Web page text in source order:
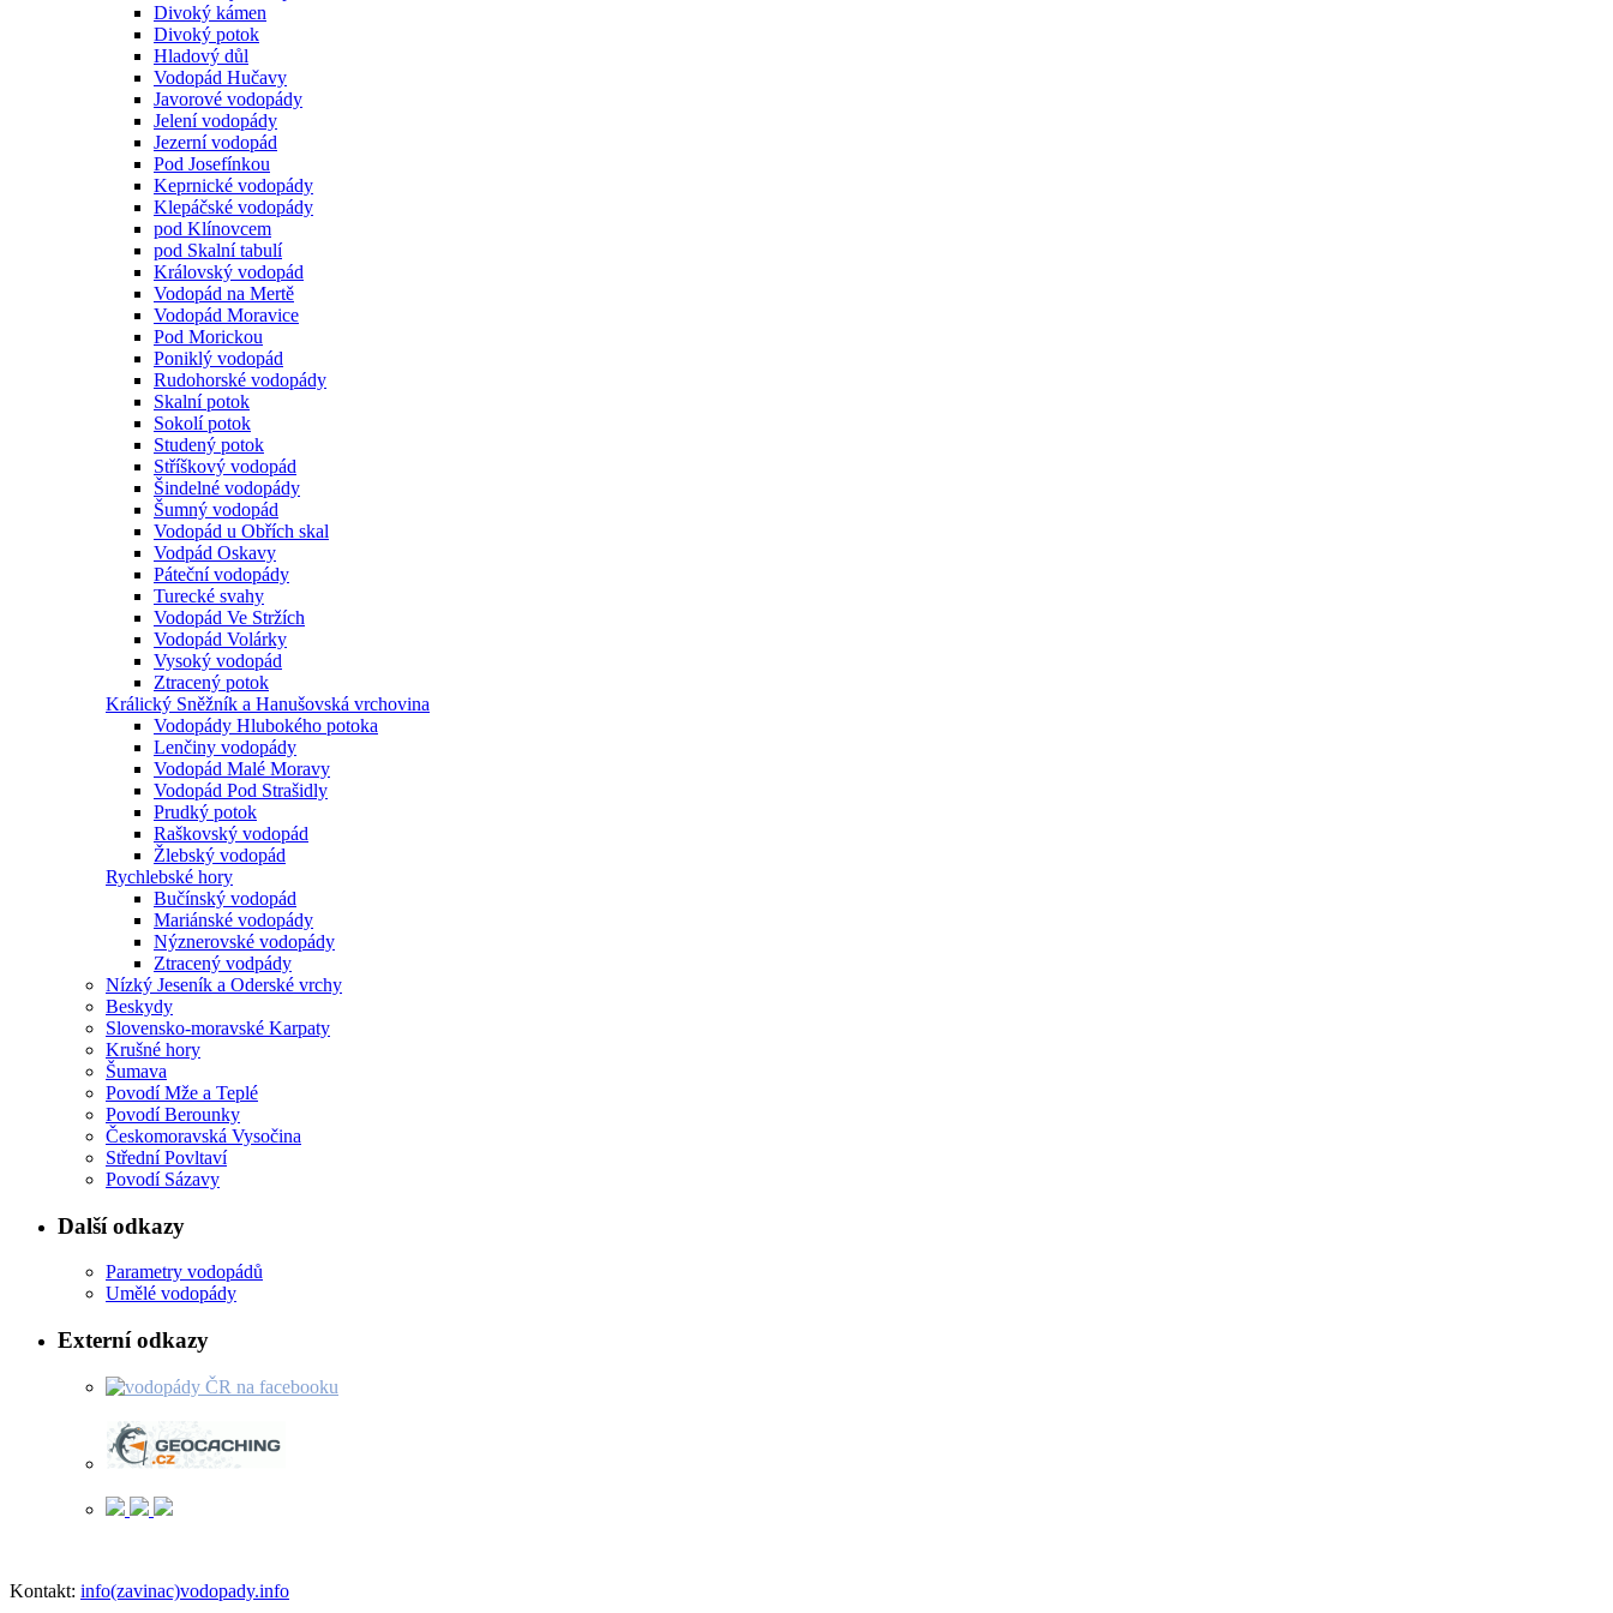
Divoký kámen
Divoký potok
Hladový důl
Vodopád Hučavy
Javorové vodopády
Jelení vodopády
Jezerní vodopád
Pod Josefínkou
Keprnické vodopády
Klepáčské vodopády
pod Klínovcem
pod Skalní tabulí
Královský vodopád
Vodopád na Mertě
Vodopád Moravice
Pod Morickou
Poniklý vodopád
Rudohorské vodopády
Skalní potok
Sokolí potok
Studený potok
Stříškový vodopád
Šindelné vodopády
Šumný vodopád
Vodopád u Obřích skal
Vodpád Oskavy
Páteční vodopády
Turecké svahy
Vodopád Ve Stržích
Vodopád Volárky
Vysoký vodopád
Ztracený potok
Králický Sněžník a Hanušovská vrchovina
Vodopády Hlubokého potoka
Lenčiny vodopády
Vodopád Malé Moravy
Vodopád Pod Strašidly
Prudký potok
Raškovský vodopád
Žlebský vodopád
Rychlebské hory
Bučínský vodopád
Mariánské vodopády
Nýznerovské vodopády
Ztracený vodpády
Nízký Jeseník a Oderské vrchy
Beskydy
Slovensko-moravské Karpaty
Krušné hory
Šumava
Povodí Mže a Teplé
Povodí Berounky
Českomoravská Vysočina
Střední Povltaví
Povodí Sázavy
Další odkazy
Parametry vodopádů
Umělé vodopády
Externí odkazy
Kontakt: info(zavinac)vodopady.info